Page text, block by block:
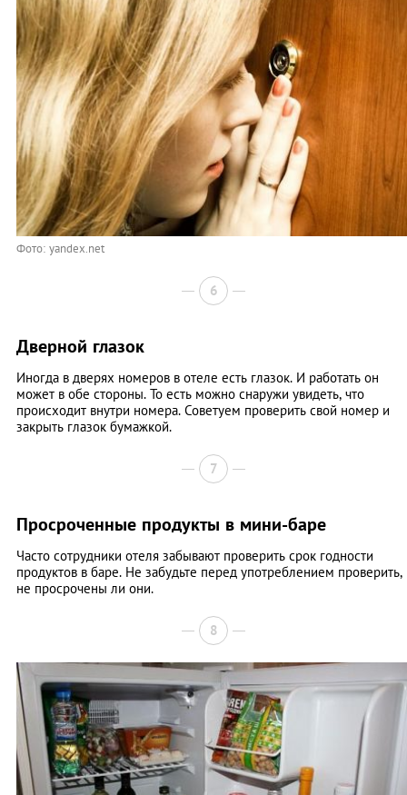
Фото: yandex.net
6
Дверной глазок
Иногда в дверях номеров в отеле есть глазок. И работать он
может в обе стороны. То есть можно снаружи увидеть, что
происходит внутри номера. Советуем проверить свой номер и
закрыть глазок бумажкой.
7
Просроченные продукты в мини-баре
Часто сотрудники отеля забывают проверить срок годности
продуктов в баре. Не забудьте перед употреблением проверить,
не просрочены ли они.
8